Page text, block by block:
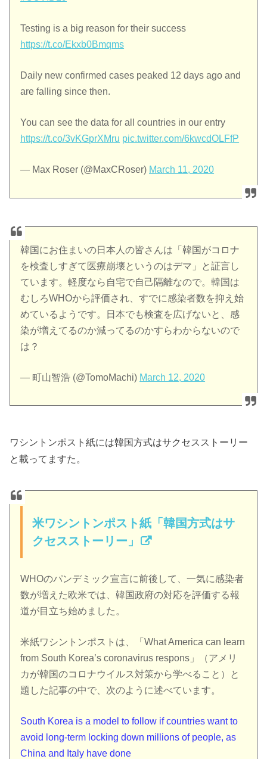
Testing is a big reason for their success
https://t.co/Ekxb0Bmqms
Daily new confirmed cases peaked 12 days ago and
are falling since then.
You can see the data for all countries in our entry
https://t.co/3vKGprXMru pic.twitter.com/6kwcdOLFfP
— Max Roser (@MaxCRoser) March 11, 2020
韓国にお住まいの日本人の皆さんは「韓国がコロナ
を検査しすぎて医療崩壊というのはデマ」と証言し
ています。軽度なら自宅で自己隔離なので。韓国は
むしろWHOから評価され、すでに感染者数を抑え始
めているようです。日本でも検査を広げないと、感
染が増えてるのか減ってるのかすらわからないので
は？
— 町山智浩 (@TomoMachi) March 12, 2020
ワシントンポスト紙には韓国方式はサクセスストーリー
と載ってますた。
米ワシントンポスト紙「韓国方式はサ
クセスストーリー」
WHOのパンデミック宣言に前後して、一気に感染者
数が増えた欧米では、韓国政府の対応を評価する報
道が目立ち始めました。
米紙ワシントンポストは、「What America can learn
from South Korea’s coronavirus respons」（アメリ
カが韓国のコロナウイルス対策から学べること）と
題した記事の中で、次のように述べています。
South Korea is a model to follow if countries want to
avoid long-term locking down millions of people, as
China and Italy have done